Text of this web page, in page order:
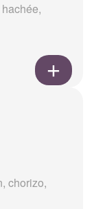
chorizo,